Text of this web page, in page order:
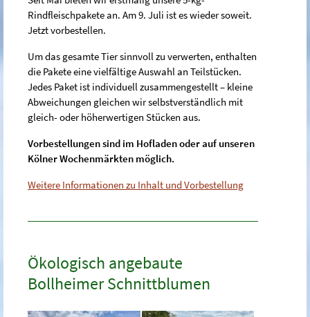
Rindfleischpakete an. Am 9. Juli ist es wieder soweit.
Jetzt vorbestellen.
Um das gesamte Tier sinnvoll zu verwerten, enthalten
die Pakete eine vielfältige Auswahl an Teilstücken.
Jedes Paket ist individuell zusammengestellt – kleine
Abweichungen gleichen wir selbstverständlich mit
gleich- oder höherwertigen Stücken aus.
Vorbestellungen sind im Hofladen oder auf unseren
Kölner Wochenmärkten möglich.
Weitere Informationen zu Inhalt und Vorbestellung
Ökologisch angebaute
Bollheimer Schnittblumen